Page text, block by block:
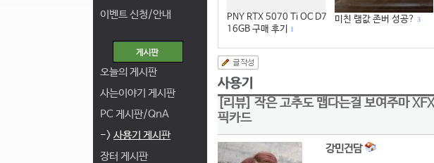
이벤트 신청/안내
오늘의 게시판
사는이야기 게시판
PC 게시판/QnA
-> 사용기 게시판
장터 게시판
PNY RTX 5070 Ti OC D7
16GB 구매 후기
1
미친 램값 존버 성공? 3
[리뷰] 작은 고추도 맵다는걸 보여주마
픽카드
강민건담